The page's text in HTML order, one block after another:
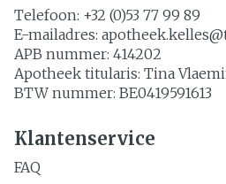
Telefoon: +32 (0)53 77 99 89
E-mailadres: apotheek.kelles@
APB nummer: 414202
Apotheek titularis: Tina
BTW nummer: BE0419591613
Klantenservice
FAQ